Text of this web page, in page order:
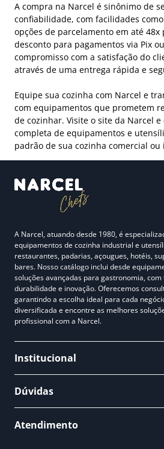
A compra na Narcel é sinônimo de
confiabilidade, com facilidades
opções de parcelamento em até 48x
desconto para pagamentos via Pix
compromisso com a satisfação do
através de uma entrega rápida e
Equipe sua cozinha com Narcel e
com equipamentos que prometem
de cozinhar. Visite o site da Narcel
completa de equipamentos e
padrão de sua cozinha comercial
A Narcel, atuando desde 1980, é
equipamentos de cozinha industrial e
restaurantes, padarias, açougues, hotéis,
bares. Nosso catálogo inclui desde
soluções avançadas para gastronomia,
durabilidade e inovação. Oferecemos
garantindo a escolha ideal para cada
diversificada e encontre as melhores
profissional com a Narcel.
Institucional
Fale conosco
Dúvidas
Atendimento